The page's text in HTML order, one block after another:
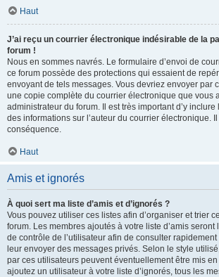
Haut
J’ai reçu un courrier électronique indésirable de la
forum !
Nous en sommes navrés. Le formulaire d’envoi de
ce forum possède des protections qui essaient de
envoyant de tels messages. Vous devriez envoyer par
une copie complète du courrier électronique que vous
administrateur du forum. Il est très important d’y
des informations sur l’auteur du courrier électronique.
conséquence.
Haut
Amis et ignorés
À quoi sert ma liste d’amis et d’ignorés ?
Vous pouvez utiliser ces listes afin d’organiser et trier
forum. Les membres ajoutés à votre liste d’amis
de contrôle de l’utilisateur afin de consulter
leur envoyer des messages privés. Selon le style
par ces utilisateurs peuvent éventuellement être mis
ajoutez un utilisateur à votre liste d’ignorés, tous les